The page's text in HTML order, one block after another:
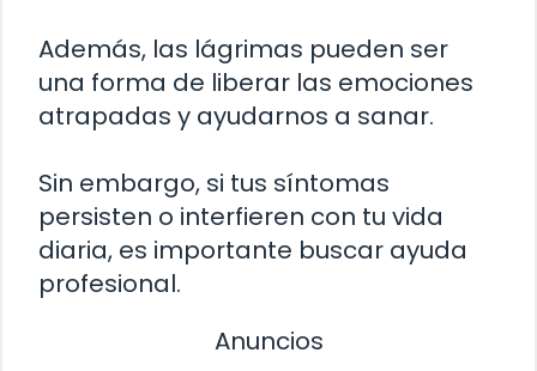
Además, las lágrimas pueden ser
una forma de liberar las emociones
atrapadas y ayudarnos a sanar.
Sin embargo, si tus síntomas
persisten o interfieren con tu vida
diaria, es importante buscar ayuda
profesional.
Anuncios